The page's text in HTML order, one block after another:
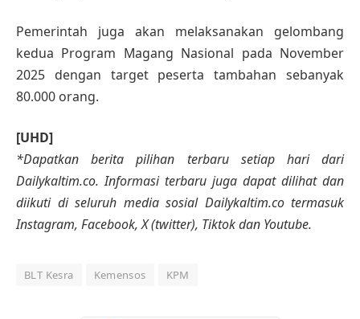
Pemerintah juga akan melaksanakan gelombang
kedua Program Magang Nasional pada November
2025 dengan target peserta tambahan sebanyak
80.000 orang.
[UHD]
*Dapatkan berita pilihan terbaru setiap hari dari
Dailykaltim.co. Informasi terbaru juga dapat dilihat dan
diikuti di seluruh media sosial Dailykaltim.co termasuk
Instagram, Facebook, X (twitter), Tiktok dan Youtube.
BLT Kesra Kemensos KPM